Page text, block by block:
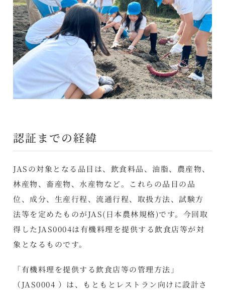
認証までの経緯
JASの対象となる品目は、飲食料品、油脂、農産物、
林産物、畜産物、水産物など。これらの品目の品
位、成分、生産行程、流通行程、取扱方法、試験方
法等を定めたものがJAS(日本農林規格)です。今回取
得したJAS0004は有機料理を提供する飲食店等が対
象となるものです。
「有機料理を提供する飲食店等の管理方法」
（JAS0004 ）は、もともとレストラン向けに設計さ